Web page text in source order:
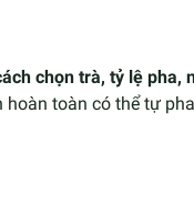
chọn trà, tỷ lệ pha,
toàn có thể tự